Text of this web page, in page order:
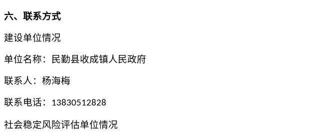
六、联系方式
建设单位情况
单位名称： 民勤县收成镇人民政府
联系人：杨海梅
联系电话： 13830512828
社会稳定风险评估单位情况